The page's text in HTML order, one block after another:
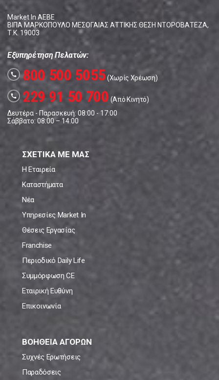
Market In ΑΕΒΕ
ΒΙΠΑ ΜΑΡΚΟΠΟΥΛΟ ΜΕΣΟΓΑΙΑΣ ΑΤΤΙΚΗΣ ΘΕΣΗ ΝΤΟΡΟΒΑΤΕΖΑ,
Τ.Κ. 19003
Εξυπηρέτηση Πελατών:
call 800 500 5055(Χωρίς Χρέωση)
call 229 91 50 700 (Από Κινητό)
Δευτέρα - Παρασκευή: 08:00 - 17:00
Σάββατο: 08:00 – 14:00
ΣΧΕΤΙΚΑ ΜΕ ΜΑΣ
Η Εταιρεία
Καταστήματα
Νέα
Υπηρεσίες Market In
Θέσεις Εργασίας
Franchise
Περιοδικό Daily Life
Συμμόρφωση CE
Εταιρική Ευθύνη
Επικοινωνία
ΒΟΗΘΕΙΑ ΑΓΟΡΩΝ
Συχνές Ερωτήσεις
Παραδόσεις